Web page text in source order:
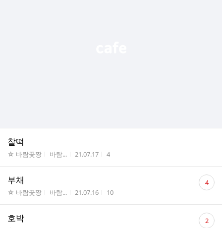
찰떡
게시판명
☆ 바람꽃짱 작성자
바람... 작성시간
21.07.17 조회수
4
부채
게시판명
☆ 바람꽃짱 작성자
바람... 작성시간
21.07.16 조회수
10
댓
글 4
호박
댓
글 2